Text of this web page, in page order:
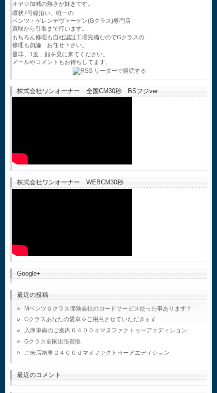
オヤジ加減の熱さが好きです。
環状7号線沿い、唯一の
ベンツ・ゲレンデヴァーゲン(Gクラス)専門店
買取から引取まで行います。
もちろん修理も自社認証工場完備なのでGクラスの
修理も勿論 お任せ下さい。
是非、1度、顔を見に来てください。
メールやコメントもお待ちしてます。
株式会社ワンオーナー 全国CM30秒 BSフジver.
株式会社ワンオーナー WEBCM30秒
Google+
最近の投稿
MベンツＧクラス保険会社のロードサービス使った事あります？
Gクラスあなたの愛車をご用意させていただきます
入庫車両のご案内Ｇ４００ｄマヌファクトゥーアエディション
Gクラス全国出張買取
ご来店納車Ｇ４００ｄマヌファクトゥーアエディション
最近のコメント